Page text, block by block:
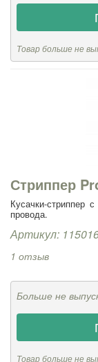
Товар больше не
Стриппер
Кусачки-стриппер
провода.
Артикул:
1 отзыв
Больше не
Товар больше не